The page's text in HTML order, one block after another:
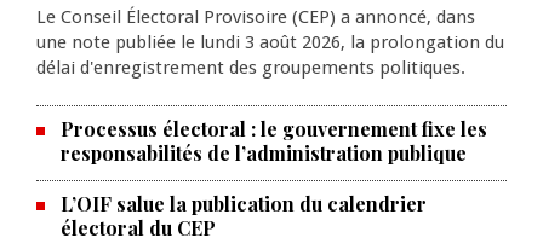
Le Conseil Électoral Provisoire (CEP) a annoncé, dans
une note publiée le lundi 3 août 2026, la prolongation du
délai d'enregistrement des groupements politiques.
Processus électoral : le gouvernement fixe les
responsabilités de l’administration publique
L’OIF salue la publication du calendrier
électoral du CEP